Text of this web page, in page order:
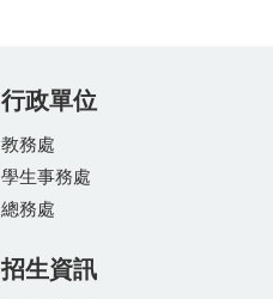
行政單位
教務處
學生事務處
總務處
招生資訊